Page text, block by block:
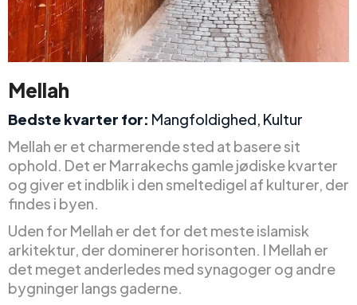
Mellah
Bedste kvarter for: Mangfoldighed, Kultur
Mellah er et charmerende sted at basere sit
ophold. Det er Marrakechs gamle jødiske kvarter
og giver et indblik i den smeltedigel af kulturer, der
findes i byen.
Uden for Mellah er det for det meste islamisk
arkitektur, der dominerer horisonten. I Mellah er
det meget anderledes med synagoger og andre
bygninger langs gaderne.